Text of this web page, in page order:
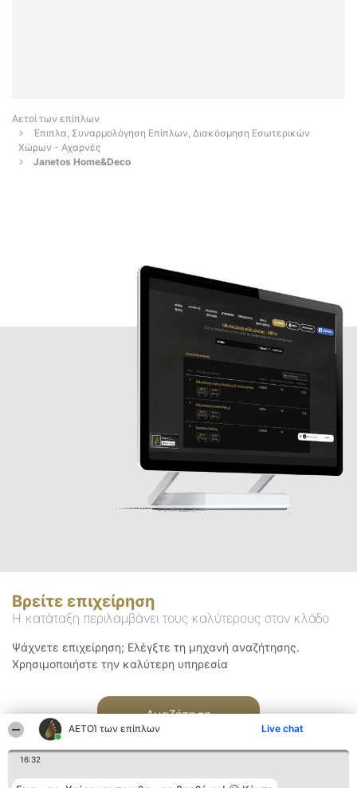
ΑΕΤΟΊ των επίπλων Live chat
16:32
Αετοί των επίπλων
Έπιπλα, Συναρμολόγηση Επίπλων, Διακόσμηση Εσωτερικών
Χώρων - Αχαρνές
Janetos Home&Deco
Βρείτε επιχείρηση
Η κατάταξη περιλαμβάνει τους καλύτερους στον κλάδο
Ψάχνετε επιχείρηση; Ελέγξτε τη μηχανή αναζήτησης.
Χρησιμοποιήστε την καλύτερη υπηρεσία
Αναζήτηση